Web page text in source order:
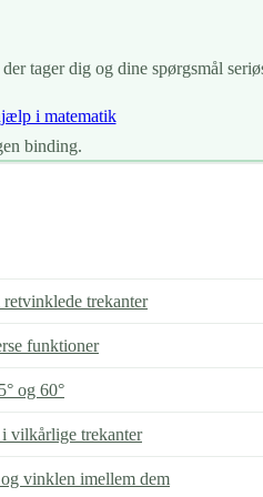
tager dig og dine spørgsmål
i matematik
binding.
retvinklede trekanter
funktioner
og 60°
vilkårlige trekanter
vinklen imellem dem